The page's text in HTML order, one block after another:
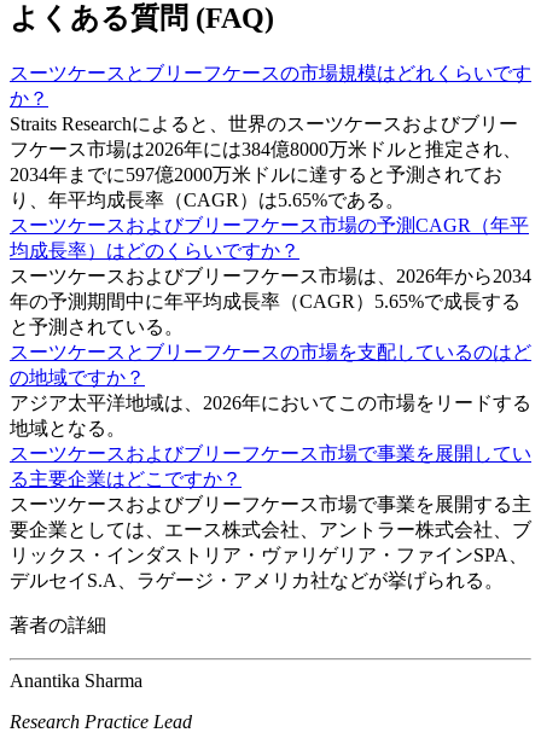
よくある質問 (FAQ)
スーツケースとブリーフケースの市場規模はどれくらいです
か？
Straits Researchによると、世界のスーツケースおよびブリー
フケース市場は2026年には384億8000万米ドルと推定され、
2034年までに597億2000万米ドルに達すると予測されてお
り、年平均成長率（CAGR）は5.65%である。
スーツケースおよびブリーフケース市場の予測CAGR（年平
均成長率）はどのくらいですか？
スーツケースおよびブリーフケース市場は、2026年から2034
年の予測期間中に年平均成長率（CAGR）5.65%で成長する
と予測されている。
スーツケースとブリーフケースの市場を支配しているのはど
の地域ですか？
アジア太平洋地域は、2026年においてこの市場をリードする
地域となる。
スーツケースおよびブリーフケース市場で事業を展開してい
る主要企業はどこですか？
スーツケースおよびブリーフケース市場で事業を展開する主
要企業としては、エース株式会社、アントラー株式会社、ブ
リックス・インダストリア・ヴァリゲリア・ファインSPA、
デルセイS.A、ラゲージ・アメリカ社などが挙げられる。
著者の詳細
Anantika Sharma
Research Practice Lead